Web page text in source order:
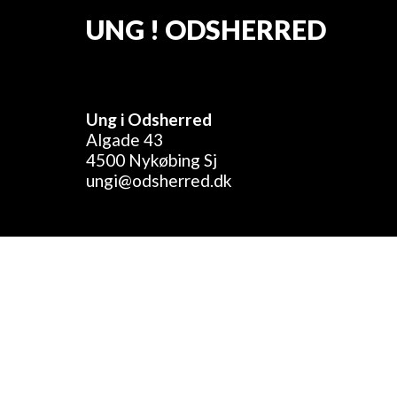
UNG ! ODSHERRED
Ung i Odsherred
Algade 43
4500 Nykøbing Sj
ungi@odsherred.dk